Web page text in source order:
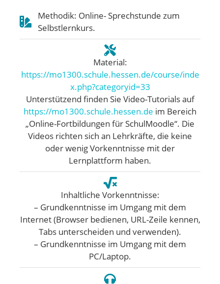
Methodik: Online- Sprechstunde zum
Selbstlernkurs.
Material:
https://mo1300.schule.hessen.de/course/inde
x.php?categoryid=33
Unterstützend finden Sie Video-Tutorials auf
https://mo1300.schule.hessen.de im Bereich
„Online-Fortbildungen für SchulMoodle“. Die
Videos richten sich an Lehrkräfte, die keine
oder wenig Vorkenntnisse mit der
Lernplattform haben.
Inhaltliche Vorkenntnisse:
– Grundkenntnisse im Umgang mit dem
Internet (Browser bedienen, URL-Zeile kennen,
Tabs unterscheiden und verwenden).
– Grundkenntnisse im Umgang mit dem
PC/Laptop.